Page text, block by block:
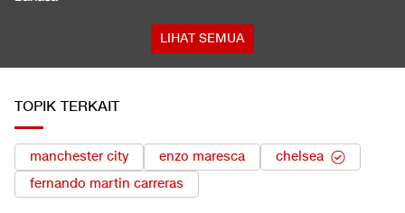
LIHAT SEMUA
TOPIK TERKAIT
manchester city enzo maresca
chelsea
fernando martin carreras